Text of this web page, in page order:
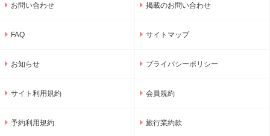
お問い合わせ 掲載のお問い合わせ
FAQ サイトマップ
お知らせ プライバシーポリシー
サイト利用規約 会員規約
予約利用規約 旅行業約款